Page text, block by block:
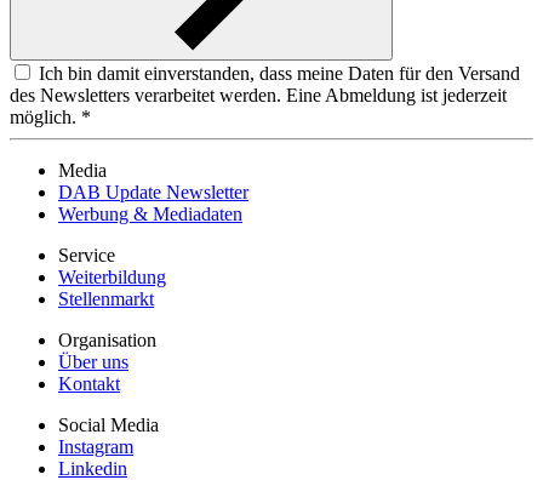
Ich bin damit einverstanden, dass meine Daten für den Versand
des Newsletters verarbeitet werden. Eine Abmeldung ist jederzeit
möglich. *
Media
DAB Update Newsletter
Werbung & Mediadaten
Service
Weiterbildung
Stellenmarkt
Organisation
Über uns
Kontakt
Social Media
Instagram
Linkedin